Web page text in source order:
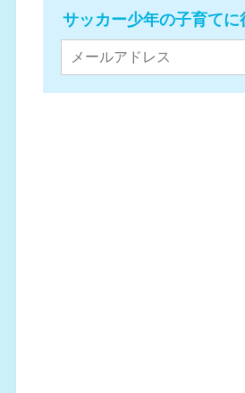
サッカー少年の子育て